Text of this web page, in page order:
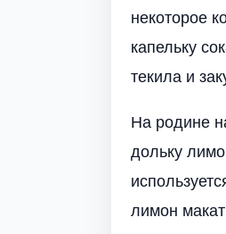
некоторое
капельку
текила и
На родине
дольку
лимон